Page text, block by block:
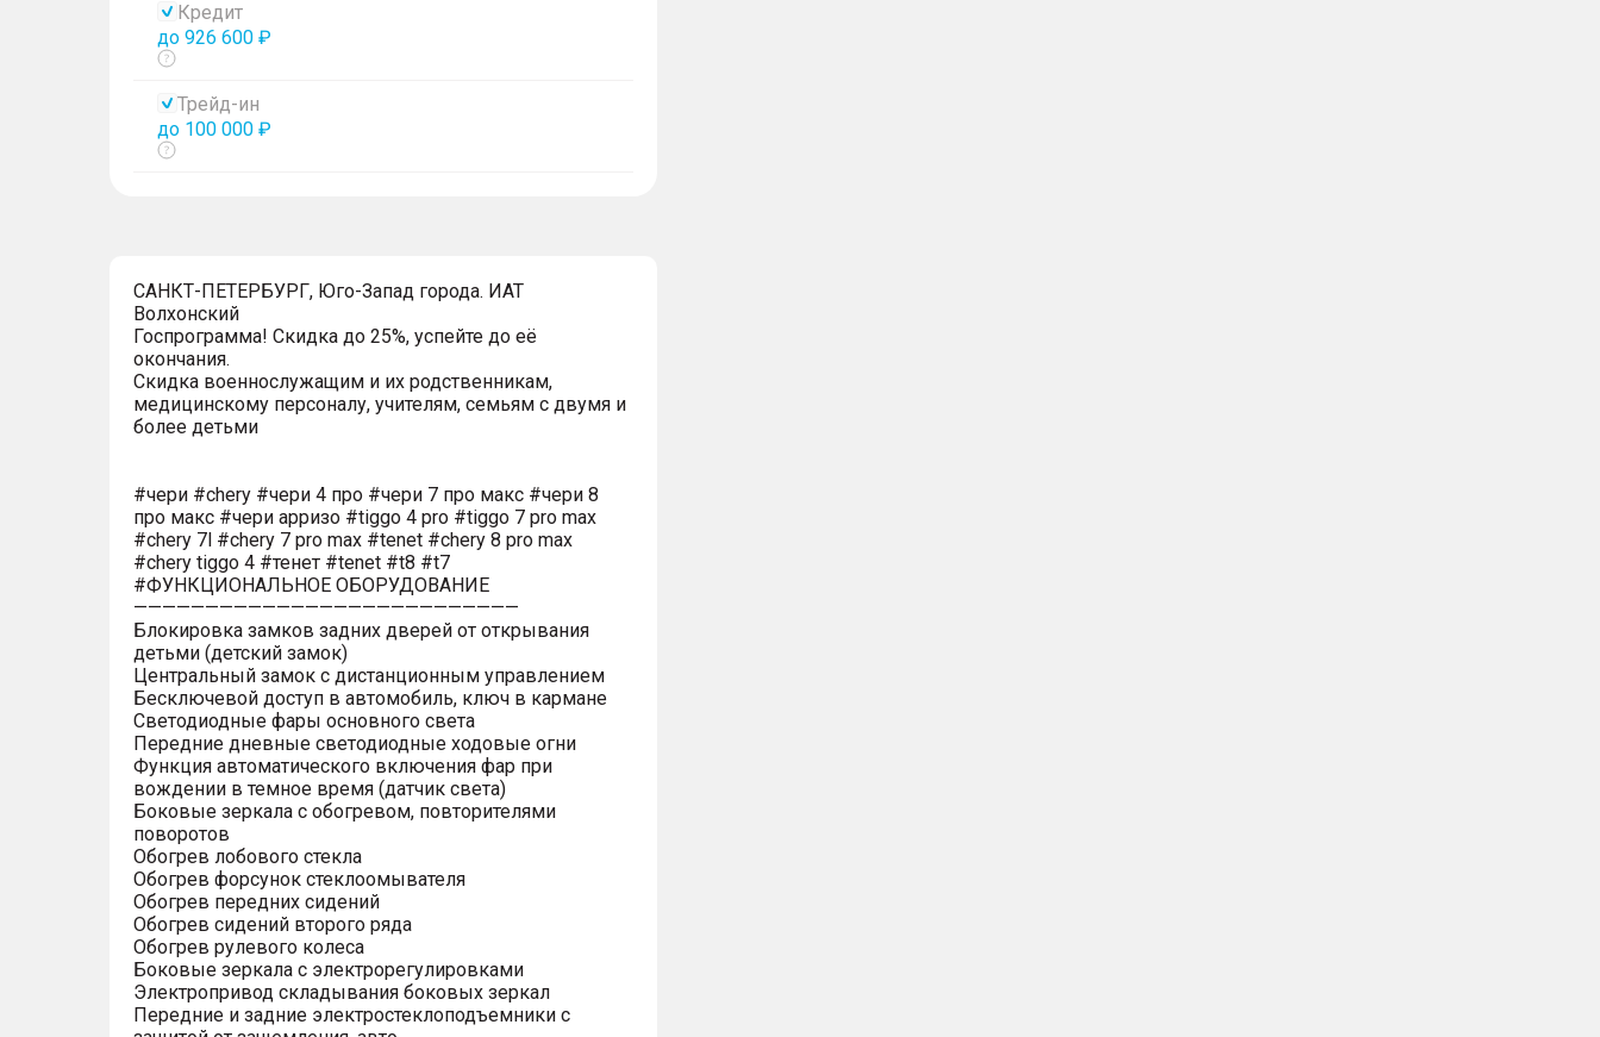
Кредит
до 926 600 ₽
Показать
Трейд-ин
до 100 000 ₽
Показать
САНКТ-ПЕТЕРБУРГ, Юго-Запад города. ИАТ
Волхонский
Госпрограмма! Скидка до 25%, успейте до её
окончания.
Скидка военнослужащим и их родственникам,
медицинскому персоналу, учителям, семьям с двумя и
более детьми
#чери #chery #чери 4 про #чери 7 про макс #чери 8
про макс #чери арризо #tiggo 4 pro #tiggo 7 pro max
#chery 7l #chery 7 pro max #tenet #chery 8 pro max
#chery tiggo 4 #тенет #tenet #t8 #t7
#ФУНКЦИОНАЛЬНОЕ ОБОРУДОВАНИЕ
———————————————————————————
Блокировка замков задних дверей от открывания
детьми (детский замок)
Центральный замок с дистанционным управлением
Бесключевой доступ в автомобиль, ключ в кармане
Светодиодные фары основного света
Передние дневные светодиодные ходовые огни
Функция автоматического включения фар при
вождении в темное время (датчик света)
Боковые зеркала с обогревом, повторителями
поворотов
Обогрев лобового стекла
Обогрев форсунок стеклоомывателя
Обогрев передних сидений
Обогрев сидений второго ряда
Обогрев рулевого колеса
Боковые зеркала с электрорегулировками
Электропривод складывания боковых зеркал
Передние и задние электростеклоподъемники с